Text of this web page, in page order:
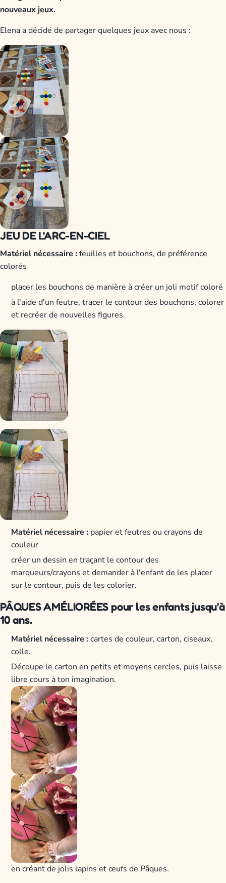
nouveaux jeux.
Elena a décidé de partager quelques jeux avec nous :
JEU DE L'ARC-EN-CIEL
Matériel nécessaire :feuilles et bouchons, de préférence
colorés
placer les bouchons de manière à créer un joli motif coloré
à l'aide d'un feutre, tracer le contour des bouchons, colorer
et recréer de nouvelles figures.
Matériel nécessaire : papier et feutres ou crayons de
couleur
créer un dessin en traçant le contour des
marqueurs/crayons et demander à l'enfant de les placer
sur le contour, puis de les colorier.
PÂQUES AMÉLIORÉES pour les enfants jusqu'à
10 ans.
Matériel nécessaire :cartes de couleur, carton, ciseaux,
colle.
Découpe le carton en petits et moyens cercles, puis laisse
libre cours à ton imagination.
en créant de jolis lapins et œufs de Pâques.